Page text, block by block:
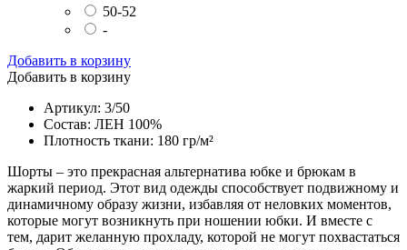
50-52
-
Добавить в корзину
Добавить в корзину
Артикул: 3/50
Состав: ЛЕН 100%
Плотность ткани: 180 гр/м²
Шорты – это прекрасная альтернатива юбке и брюкам в
жаркий период. Этот вид одежды способствует подвижному и
динамичному образу жизни, избавляя от неловких моментов,
которые могут возникнуть при ношении юбки. И вместе с
тем, дарит желанную прохладу, которой не могут похвастаться